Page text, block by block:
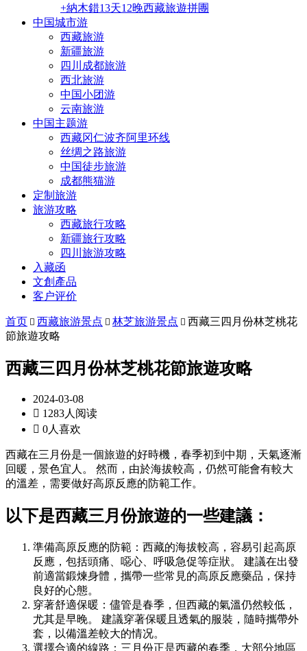
+納木錯13天12晚西藏旅遊拼團
中国城市游
西藏旅游
新疆旅游
四川成都旅游
西北旅游
中国小团游
云南旅游
中国主题游
西藏冈仁波齐阿里环线
丝绸之路旅游
中国徒步旅游
成都熊猫游
定制旅游
旅游攻略
西藏旅行攻略
新疆旅行攻略
四川旅游攻略
入藏函
文創產品
客户评价
首页  西藏旅游景点  林芝旅游景点  西藏三四月份林芝桃花
節旅遊攻略
西藏三四月份林芝桃花節旅遊攻略
2024-03-08
 1283人阅读
 0人喜欢
西藏在三月份是一個旅遊的好時機，春季初到中期，天氣逐漸
回暖，景色宜人。 然而，由於海拔較高，仍然可能會有較大
的溫差，需要做好高原反應的防範工作。
以下是西藏三月份旅遊的一些建議：
準備高原反應的防範：西藏的海拔較高，容易引起高原
反應，包括頭痛、噁心、呼吸急促等症狀。 建議在出發
前適當鍛煉身體，攜帶一些常見的高原反應藥品，保持
良好的心態。
穿著舒適保暖：儘管是春季，但西藏的氣溫仍然較低，
尤其是早晚。 建議穿著保暖且透氣的服裝，隨時攜帶外
套，以備溫差較大的情况。
選擇合適的線路：三月份正是西藏的春季，大部分地區